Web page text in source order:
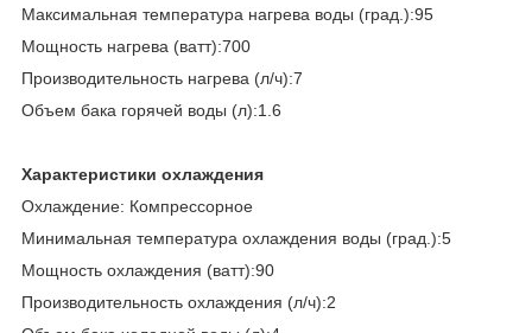
Максимальная температура нагрева воды (град.):95
Мощность нагрева (ватт):700
Производительность нагрева (л/ч):7
Объем бака горячей воды (л):1.6
Характеристики охлаждения
Охлаждение: Компрессорное
Минимальная температура охлаждения воды (град.):5
Мощность охлаждения (ватт):90
Производительность охлаждения (л/ч):2